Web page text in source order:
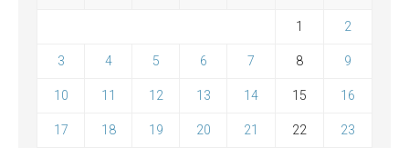
1 2
3 4 5 6 7 8 9
10 11 12 13 14 15 16
17 18 19 20 21 22 23